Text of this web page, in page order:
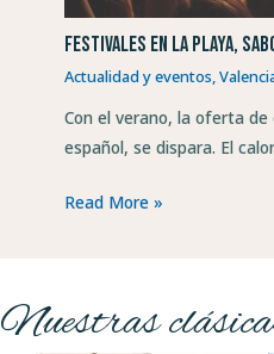
Festivales en la playa,
Actualidad y eventos,
Con el verano, la oferta
español, se dispara. El
Read More »
Nuestras